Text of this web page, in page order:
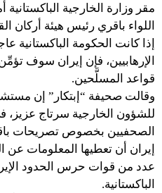
مقر وزارة الخارجية
اللواء باقري رئيس هيئة أركان
إذا كانت الحكومة
الإرهابيين، فإن إيران سوف
قواعد المسلَّحين.
وقالت صحيفة “إبتكار” إن
للشؤون الخارجية سرتاج
الصحفيين بخصوص تصريحات
إيران أن تعطيها المعلومات عن
عدد من قوات حرس الحدود
الباكستانية.